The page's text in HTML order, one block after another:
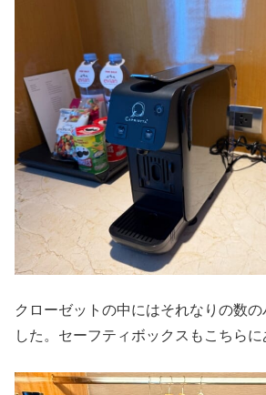
クローゼットの中にはそれなりの数の
した。セーフティボックスもこちらに